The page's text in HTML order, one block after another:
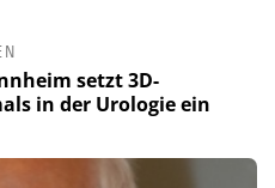
setzt 3D-
in der Urologie ein